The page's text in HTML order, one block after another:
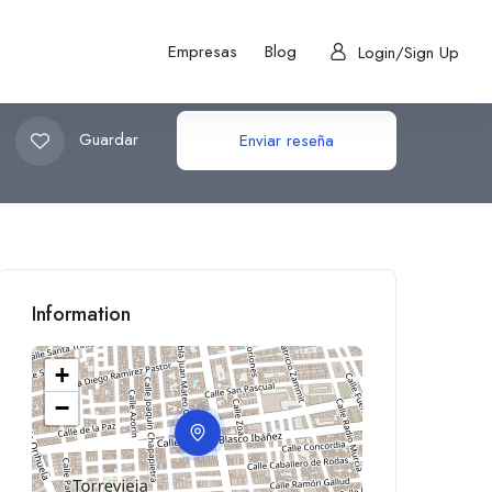
Empresas Blog Login/Sign Up
Guardar Enviar reseña
Information
+
−